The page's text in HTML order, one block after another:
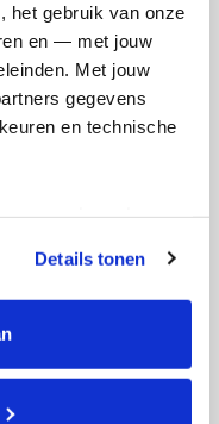
het gebruik van onze
en — met jouw
Met jouw
gegevens
en technische
moment wijzigen of
de pagina. De
“details”.
Details tonen